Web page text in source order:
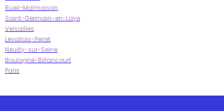
Rueil-Malmaison
Saint-Germain-en-Laye
Versailles
Levallois-Perret
Neuilly-sur-Seine
Boulogne-Billancourt
Paris